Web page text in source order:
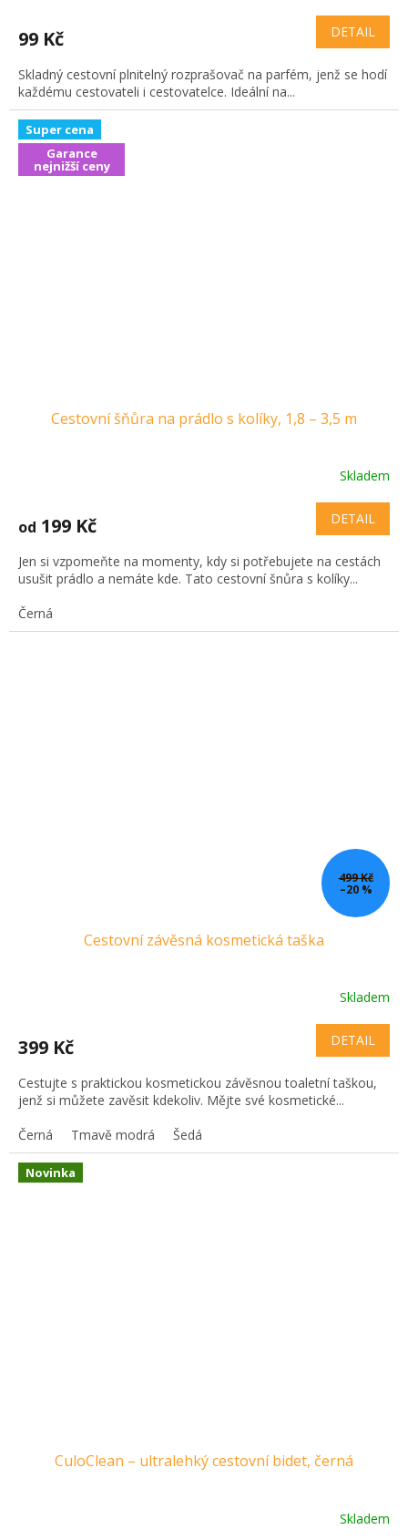
99 Kč DETAIL
Skladný cestovní plnitelný rozprašovač na parfém, jenž se hodí
každému cestovateli i cestovatelce. Ideální na...
Super cena
Garance
nejnižší ceny
Cestovní šňůra na prádlo s kolíky, 1,8 – 3,5 m
Skladem
od 199 Kč DETAIL
Jen si vzpomeňte na momenty, kdy si potřebujete na cestách
usušit prádlo a nemáte kde. Tato cestovní šnůra s kolíky...
Černá
499 Kč
–20 %
Cestovní závěsná kosmetická taška
Skladem
399 Kč DETAIL
Cestujte s praktickou kosmetickou závěsnou toaletní taškou,
jenž si můžete zavěsit kdekoliv. Mějte své kosmetické...
Černá
Tmavě modrá Šedá
Novinka
CuloClean – ultralehký cestovní bidet, černá
Skladem